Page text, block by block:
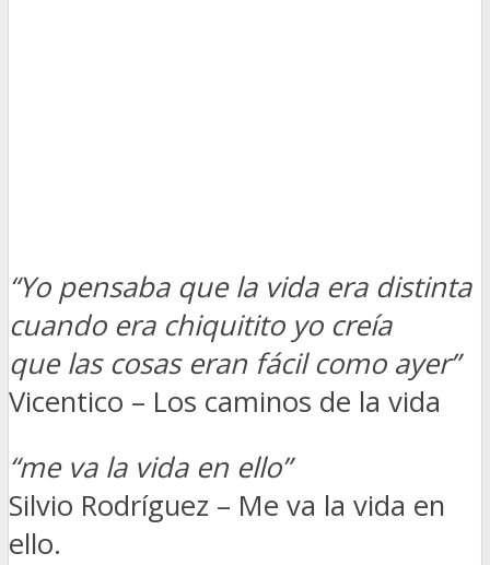
“Yo pensaba que la vida era distinta
cuando era chiquitito yo creía
que las cosas eran fácil como ayer”
Vicentico – Los caminos de la vida
“me va la vida en ello”
Silvio Rodríguez – Me va la vida en
ello.